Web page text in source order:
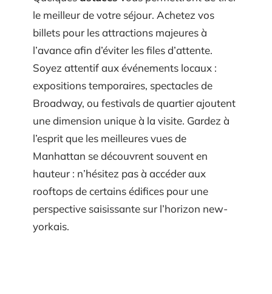
le meilleur de votre séjour. Achetez vos
billets pour les attractions majeures à
l’avance afin d’éviter les files d’attente.
Soyez attentif aux événements locaux :
expositions temporaires, spectacles de
Broadway, ou festivals de quartier ajoutent
une dimension unique à la visite. Gardez à
l’esprit que les meilleures vues de
Manhattan se découvrent souvent en
hauteur : n’hésitez pas à accéder aux
rooftops de certains édifices pour une
perspective saisissante sur l’horizon new-
yorkais.